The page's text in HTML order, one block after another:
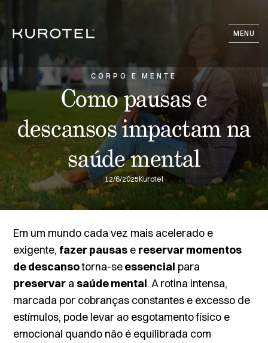
MENU
CORPO E MENTE
Como pausas e
descansos impactam na
saúde mental
12/6/2025Kurotel
Em um mundo cada vez mais acelerado e
exigente,fazer pausas e reservar momentos
de descansotorna-seessencial para
preservar a saúde mental. A rotina intensa,
marcada por cobranças constantes e excesso de
estímulos, pode levar ao esgotamento físico e
emocional quando não é equilibrada com